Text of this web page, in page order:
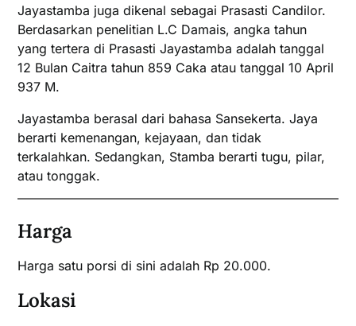
Jayastamba juga dikenal sebagai Prasasti Candilor.
Berdasarkan penelitian L.C Damais, angka tahun
yang tertera di Prasasti Jayastamba adalah tanggal
12 Bulan Caitra tahun 859 Caka atau tanggal 10 April
937 M.
Jayastamba berasal dari bahasa Sansekerta. Jaya
berarti kemenangan, kejayaan, dan tidak
terkalahkan. Sedangkan, Stamba berarti tugu, pilar,
atau tonggak.
Harga
Harga satu porsi di sini adalah Rp 20.000.
Lokasi